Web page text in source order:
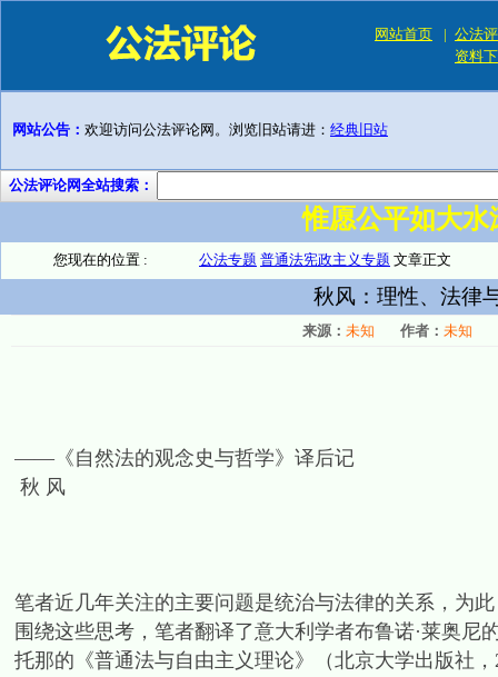
网站首页 | 公法
资料
网站公告： 欢迎访问公法评论网。浏览旧站请进： 经典旧站
公法评论网全站搜索：
惟愿公平如大
您现在的位置 : 公法专题 普通法宪政主义专题 文章正文
秋风：理性、法律
来源： 未知 作者： 未知
——《自然法的观念史与哲学》译后记
秋 风
笔者近几年关注的主要问题是统治与法律的关系，为
围绕这些思考，笔者翻译了意大利学者布鲁诺·莱奥尼
托那的《普通法与自由主义理论》（北京大学出版社